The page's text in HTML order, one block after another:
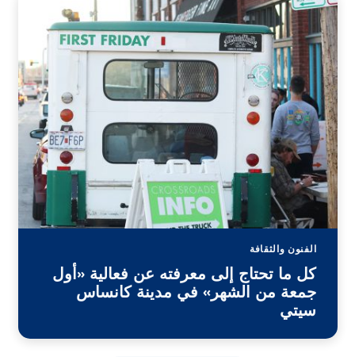
الفنون والثقافة
كل ما تحتاج إلى معرفته عن فعالية «أول
جمعة من الشهر» في مدينة كانساس
سيتي